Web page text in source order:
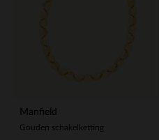
Manfield
Gouden schakelketting